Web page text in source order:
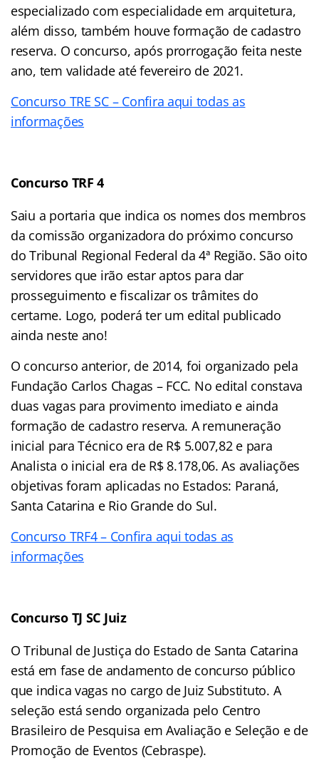
especializado com especialidade em arquitetura,
além disso, também houve formação de cadastro
reserva. O concurso, após prorrogação feita neste
ano, tem validade até fevereiro de 2021.
Concurso TRE SC – Confira aqui todas as
informações
Concurso TRF 4
Saiu a portaria que indica os nomes dos membros
da comissão organizadora do próximo concurso
do Tribunal Regional Federal da 4ª Região. São oito
servidores que irão estar aptos para dar
prosseguimento e fiscalizar os trâmites do
certame. Logo, poderá ter um edital publicado
ainda neste ano!
O concurso anterior, de 2014, foi organizado pela
Fundação Carlos Chagas – FCC. No edital constava
duas vagas para provimento imediato e ainda
formação de cadastro reserva. A remuneração
inicial para Técnico era de R$ 5.007,82 e para
Analista o inicial era de R$ 8.178,06. As avaliações
objetivas foram aplicadas no Estados: Paraná,
Santa Catarina e Rio Grande do Sul.
Concurso TRF4 – Confira aqui todas as
informações
Concurso TJ SC Juiz
O Tribunal de Justiça do Estado de Santa Catarina
está em fase de andamento de concurso público
que indica vagas no cargo de Juiz Substituto. A
seleção está sendo organizada pelo Centro
Brasileiro de Pesquisa em Avaliação e Seleção e de
Promoção de Eventos (Cebraspe).